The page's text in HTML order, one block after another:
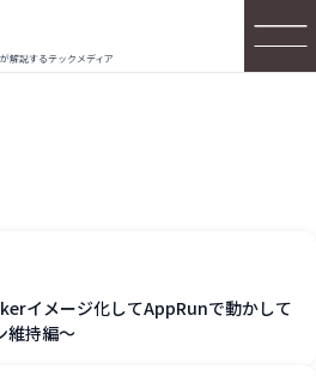
解説するテックメディア
イメージ化してAppRunで動かして
維持編～